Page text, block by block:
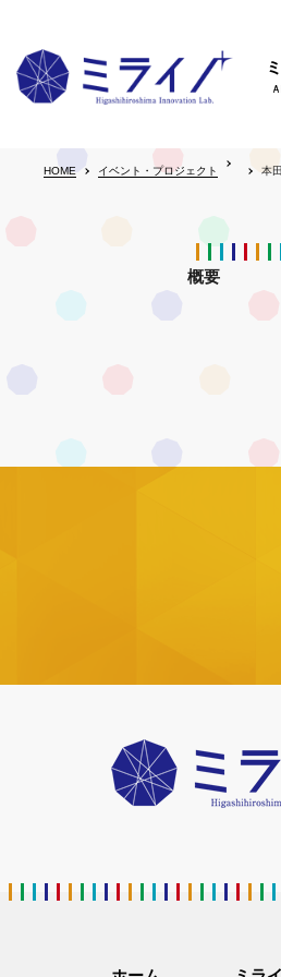
HOME イベント・プロジェクト 本田
概要